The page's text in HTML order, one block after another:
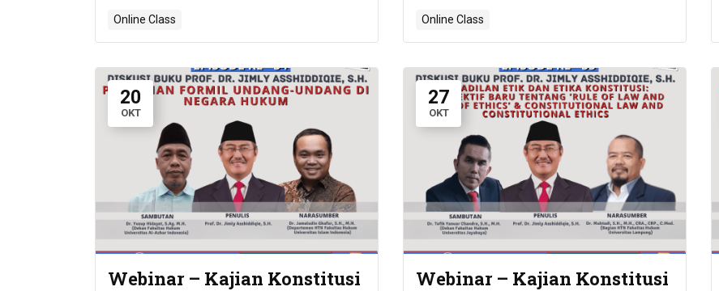
Konstitusionalisme
Indonesia
Online Class
TATA NEGARA ADAT
Online Class
20
OKT
Webinar – Kajian Konstitusi
27
OKT
Webinar – Kajian Konstitusi